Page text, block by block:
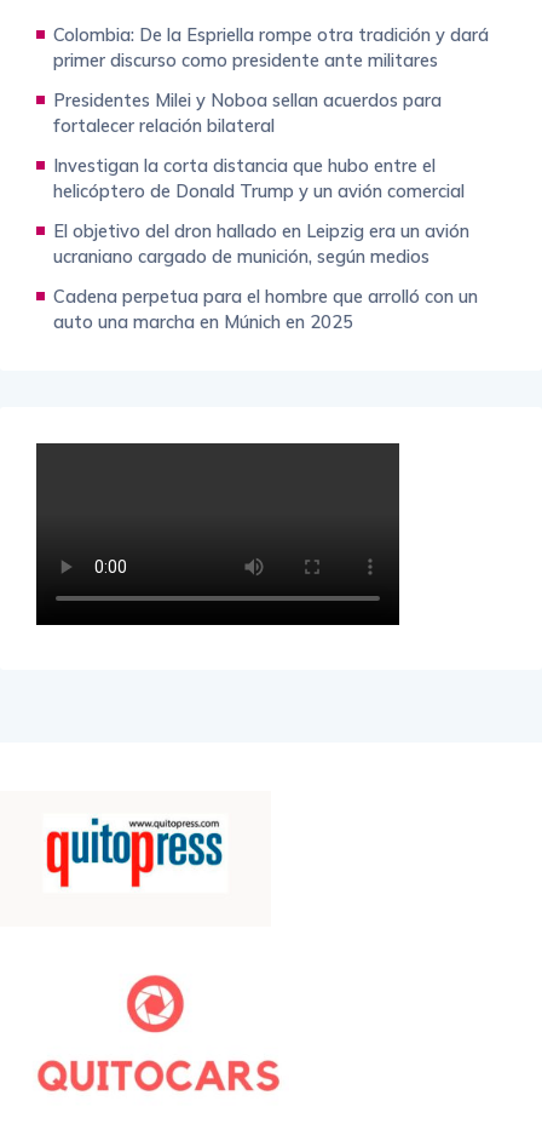
Colombia: De la Espriella rompe otra tradición y dará
primer discurso como presidente ante militares
Presidentes Milei y Noboa sellan acuerdos para
fortalecer relación bilateral
Investigan la corta distancia que hubo entre el
helicóptero de Donald Trump y un avión comercial
El objetivo del dron hallado en Leipzig era un avión
ucraniano cargado de munición, según medios
Cadena perpetua para el hombre que arrolló con un
auto una marcha en Múnich en 2025